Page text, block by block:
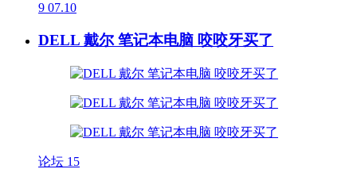
9 07.10
DELL 戴尔 笔记本电脑 咬咬牙买了
论坛 15